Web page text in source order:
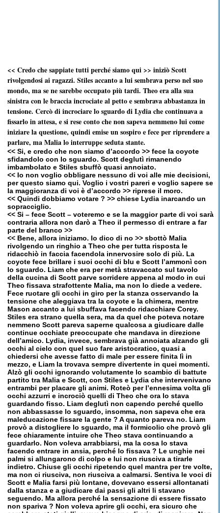
<< Credo che sappiate tutti perché siamo qui >> iniziò Scott
rivolgendosi ai ragazzi. Stiles accanto a lui sembrava perso nel suo
mondo, ma se ne sarebbe occupato più tardi. Theo era alla sua
sinistra con le braccia incrociate al petto e sembrava abbastanza in
tensione. Cercò di incrociare lo sguardo di Lydia che continuava a
fissarlo in attesa, e si rese conto che non sapeva nemmeno lui come
iniziare la questione, quindi emise un sospiro e fece per riprendere a
parlare, ma Malia lo interruppe seduta stante.
<< Si, e credo che non siamo d’accordo >> fece la coyote
sfidandolo con lo sguardo. Scott deglutì rimanendo
imbambolato e Stiles sbuffò quasi annoiato.
<< Io non voglio obbligare nessuno di voi alle mie decisioni,
per questo siamo qui. Voglio i vostri pareri e voglio sapere se
la maggioranza di voi è d’accordo >> riprese il moro.
<< Quindi dobbiamo votare ? >> chiese Lydia inarcando un
sopracciglio.
<< Si – fece Scott – voteremo e se la maggior parte di voi sarà
contraria allora non darò a Theo il permesso di entrare a far
parte del branco >>
<< Bene, allora iniziamo. Io dico di no >> sbottò Malia
rivolgendo un ringhio a Theo che per tutta risposta le
ridacchiò in faccia facendola innervosire solo di più. La
coyote fece brillare i suoi occhi di blu e Scott l’ammonì con
lo sguardo. Liam che era per metà stravaccato sul tavolo
della cucina di Scott parve sorridere appena al modo in cui
Theo fissava strafottente Malia, ma non lo diede a vedere.
Fece ruotare gli occhi in giro per la stanza osservando la
tensione che aleggiava tra la coyote e la chimera, mentre
Mason accanto a lui sbuffava facendo ridacchiare Corey.
Stiles era strano quella sera, ma da quel che poteva notare
nemmeno Scott pareva saperne qualcosa a giudicare dalle
continue occhiate preoccupate che mandava in direzione
dell’amico. Lydia, invece, sembrava già annoiata alzando gli
occhi al cielo con quel suo fare aristocratico, quasi a
chiedersi che avesse fatto di male per essere finita lì in
mezzo, e Liam la trovava sempre divertente in quei momenti.
Alzò gli occhi ignorando volutamente lo scambio di battute
partito tra Malia e Scott, con Stiles e Lydia che intervenivano
entrambi per placare gli animi. Roteò per l’ennesima volta gli
occhi azzurri e incrociò quelli di Theo che ora lo stava
guardando fisso. Liam deglutì non capendo perché quello
non abbassasse lo sguardo, insomma, non sapeva che era
maleducazione fissare la gente ? A quanto pareva no. Liam
provò a distogliere lo sguardo, ma il formicolio che provò gli
fece chiaramente intuire che Theo stava continuando a
guardarlo. Non voleva arrabbiarsi, ma la cosa lo stava
facendo entrare in ansia, perché lo fissava ? Le unghie nei
palmi si allungarono di colpo e lui non riusciva a tirarle
indietro. Chiuse gli occhi ripetendo quel mantra per tre volte,
ma non ci riusciva, non riusciva a calmarsi. Sentiva le voci di
Scott e Malia farsi più lontane, dovevano essersi allontanati
dalla stanza e a giudicare dai passi gli altri li stavano
seguendo. Ma allora perché la sensazione di essere fissato
non spariva ? Non voleva aprire gli occhi, era sicuro che